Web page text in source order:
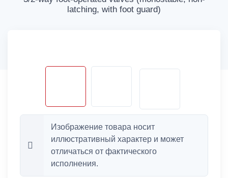
latching, with foot guard)
Изображение товара носит
иллюстративный характер и может
отличаться от фактического
исполнения.